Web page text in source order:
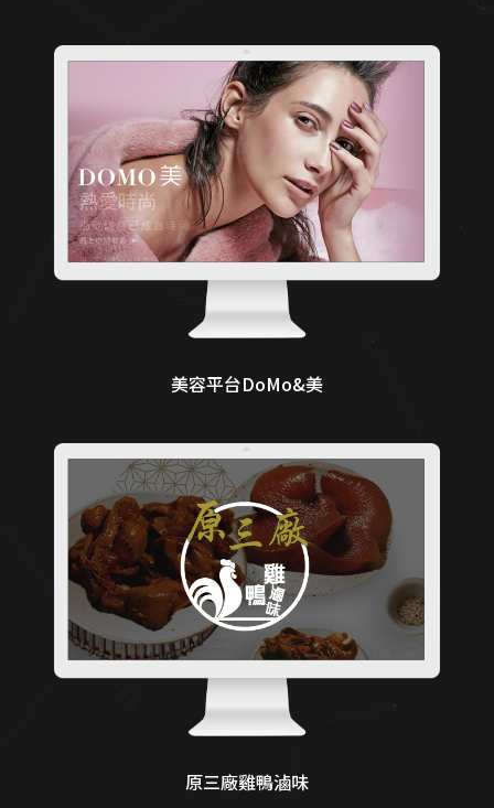
美容平台DoMo&美
原三廠雞鴨滷味